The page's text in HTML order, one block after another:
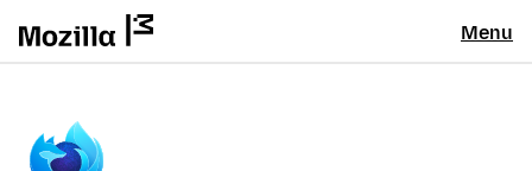
Menu